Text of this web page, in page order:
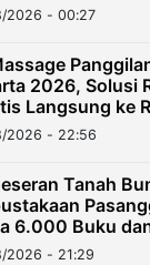
2026 - 00:27
2026, Solusi
Langsung ke
2026 - 22:56
Tanah
6.000 Buku
2026 - 21:29